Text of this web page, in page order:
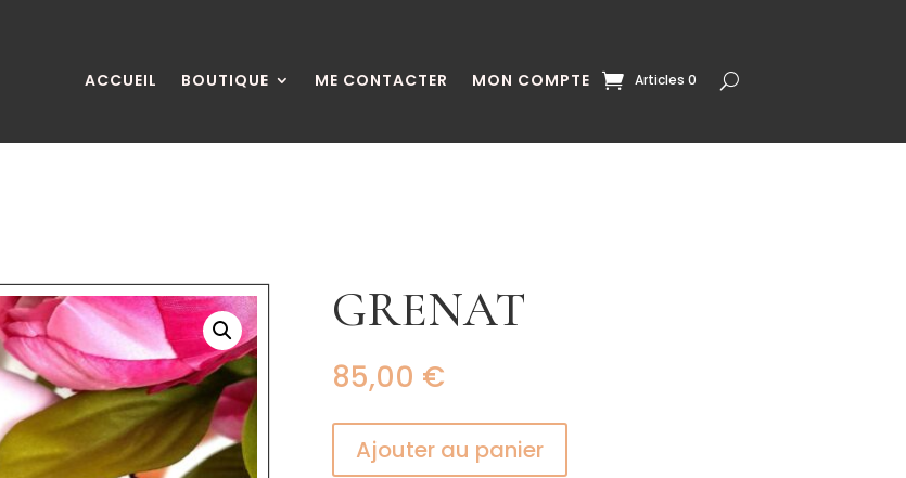
ACCUEIL BOUTIQUE ME CONTACTER MON COMPTE Articles 0
GRENAT
85,00 €
Ajouter au panier